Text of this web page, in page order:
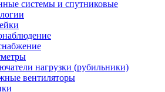
системы и спутниковые
нагрузки (рубильники)
вентиляторы